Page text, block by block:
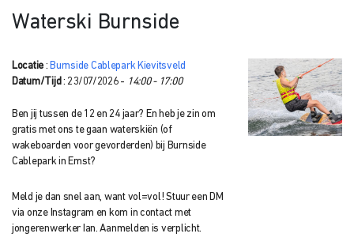
Waterski Burnside
Locatie : Burnside Cablepark Kievitsveld
Datum/Tijd : 23/07/2026 - 14:00 - 17:00
Ben jij tussen de 12 en 24 jaar? En heb je zin om
gratis met ons te gaan waterskiën (of
wakeboarden voor gevorderden) bij Burnside
Cablepark in Emst?
Meld je dan snel aan, want vol=vol! Stuur een DM
via onze Instagram en kom in contact met
jongerenwerker Ian. Aanmelden is verplicht.